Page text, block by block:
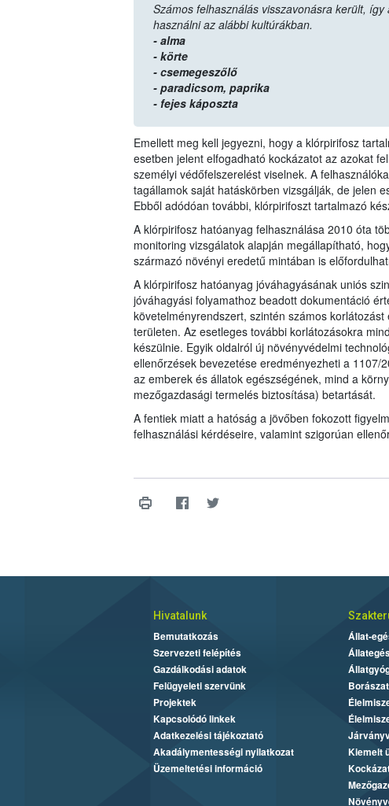
Számos felhasználás visszavonásra került,
használni az alábbi kultúrákban.
- alma
- körte
- csemegeszőlő
- paradicsom, paprika
- fejes káposzta
Emellett meg kell jegyezni, hogy a klórpirifosz
esetben jelent elfogadható kockázatot az azokat
személyi védőfelszerelést viselnek. A
tagállamok saját hatáskörben vizsgálják, de jelen
Ebből adódóan további, klórpirifoszt tartalmazó
A klórpirifosz hatóanyag felhasználása 2010 óta
monitoring vizsgálatok alapján megállapítható,
származó növényi eredetű mintában is
A klórpirifosz hatóanyag jóváhagyásának uniós
jóváhagyási folyamathoz beadott dokumentáció
követelményrendszert, szintén számos
területen. Az esetleges további korlátozásokra
készülnie. Egyik oldalról új növényvédelmi
ellenőrzések bevezetése eredményezheti a
az emberek és állatok egészségének, mind a
mezőgazdasági termelés biztosítása) betartását.
A fentiek miatt a hatóság a jövőben fokozott
felhasználási kérdéseire, valamint szigorúan
Hivatalunk
Bemutatkozás
Szervezeti felépítés
Gazdálkodási adatok
Felügyeleti szervünk
Projektek
Kapcsolódó linkek
Adatkezelési tájékoztató
Akadálymentességi nyilatkozat
Üzemeltetési információ
Állat-
Kiemelt